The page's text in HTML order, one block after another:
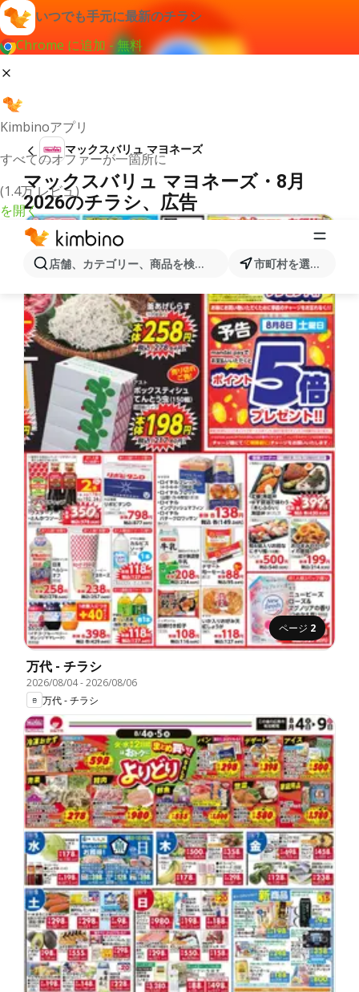
いつでも手元に最新のチラシ
Chrome に追加 - 無料
Kimbinoアプリ
すべてのオファーが一箇所に
(1.4万 レビュ)
を開く
店舗、カテゴリー、商品を検索... 市町村を選択します
マックスバリュ マヨネーズ
マックスバリュ マヨネーズ・8月
2026のチラシ、広告
ページ 2
万代 - チラシ
2026/08/04-2026/08/06
万代 - チラシ